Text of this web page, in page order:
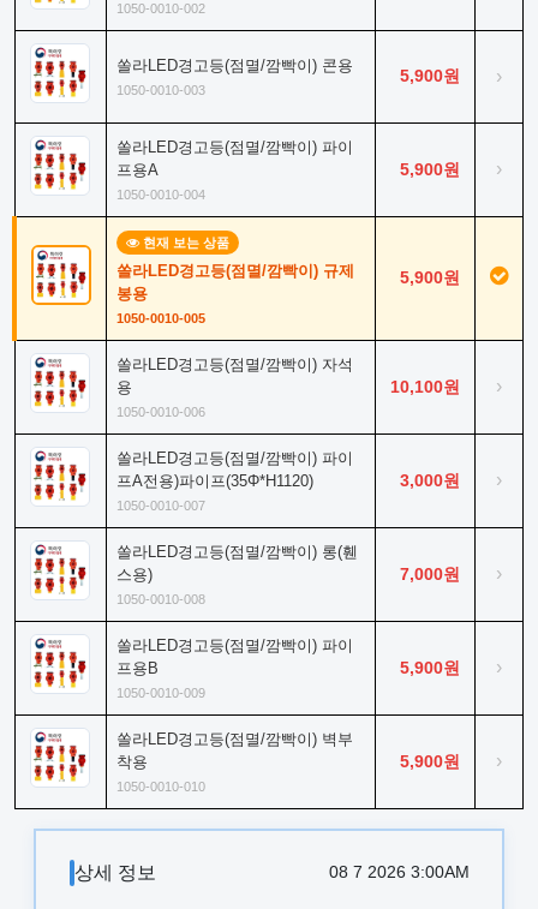
1050-0010-002
쏠라LED경고등(점멸/깜빡이) 콘용
1050-0010-003
5,900원 ›
쏠라LED경고등(점멸/깜빡이) 파이
프용A
1050-0010-004
5,900원 ›
현재 보는 상품
쏠라LED경고등(점멸/깜빡이) 규제
봉용
1050-0010-005
5,900원
쏠라LED경고등(점멸/깜빡이) 자석
용
1050-0010-006
10,100원 ›
쏠라LED경고등(점멸/깜빡이) 파이
프A전용)파이프(35Φ*H1120)
1050-0010-007
3,000원 ›
쏠라LED경고등(점멸/깜빡이) 롱(휀
스용)
1050-0010-008
7,000원 ›
쏠라LED경고등(점멸/깜빡이) 파이
프용B
1050-0010-009
5,900원 ›
쏠라LED경고등(점멸/깜빡이) 벽부
착용
1050-0010-010
5,900원 ›
상세 정보 08 7 2026 3:00AM